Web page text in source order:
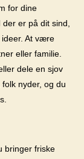
for dine
er på dit sind,
At være
eller familie.
dele en sjov
nyder, og du
bringer friske